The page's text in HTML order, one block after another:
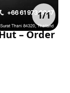
1/1
– Order